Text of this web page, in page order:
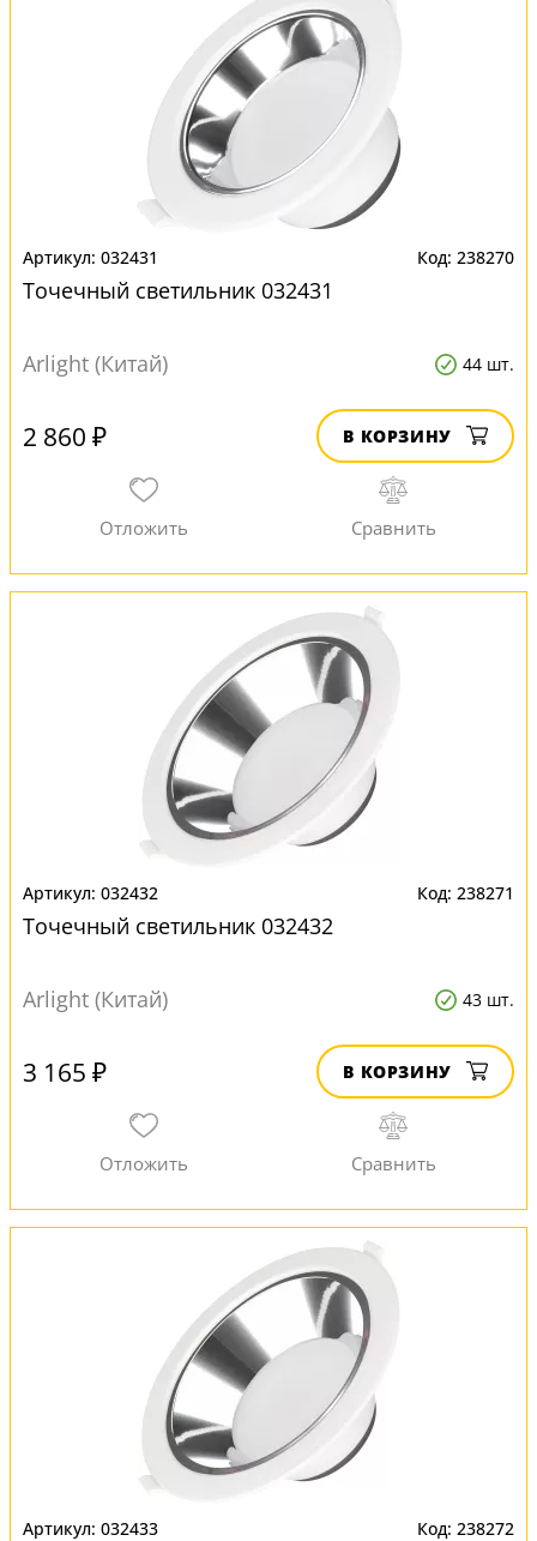
032431 238270
Точечный светильник 032431
Arlight (Китай) 44 шт.
2 860 ₽ В КОРЗИНУ
032432 238271
Точечный светильник 032432
Arlight (Китай) 43 шт.
3 165 ₽ В КОРЗИНУ
032433 238272